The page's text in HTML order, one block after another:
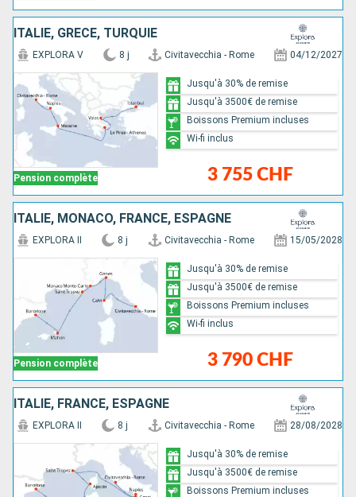
ITALIE, GRÈCE, TURQUIE
Pension complète
EXPLORA V 8 j Civitavecchia - Rome 04/12/2027
3 755 CHF
Jusqu'à 30% de remise
Jusqu'à 3500€ de remise
Boissons Premium incluses
Wi-fi inclus
ITALIE, MONACO, FRANCE, ESPAGNE
Pension complète
EXPLORA II 8 j Civitavecchia - Rome 15/05/2028
3 790 CHF
Jusqu'à 30% de remise
Jusqu'à 3500€ de remise
Boissons Premium incluses
Wi-fi inclus
ITALIE, FRANCE, ESPAGNE
EXPLORA II 8 j Civitavecchia - Rome 28/08/2028
Jusqu'à 30% de remise
Jusqu'à 3500€ de remise
Boissons Premium incluses